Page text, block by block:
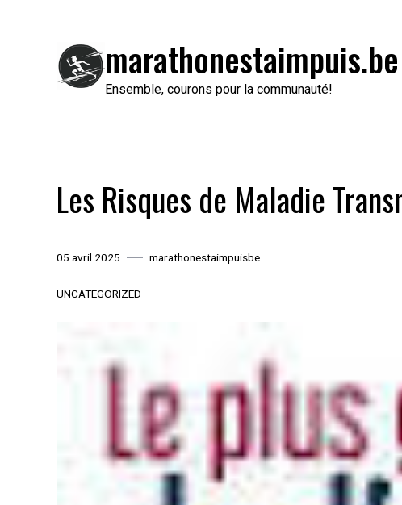
marathonestaimpuis.be
Ensemble, courons pour la communauté!
Les Risques de Maladie
05 avril 2025 marathonestaimpuisbe
UNCATEGORIZED